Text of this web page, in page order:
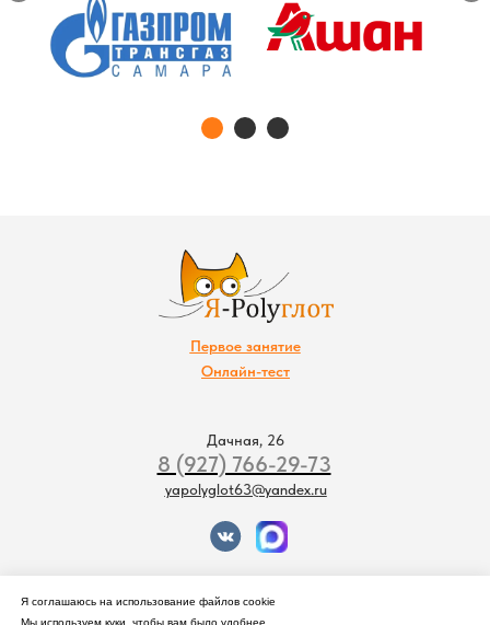
Я соглашаюсь на использование файлов cookie
8 (927) 766-29-73
Первое занятие
Дачная, 26
Онлайн-тест
yapolyglot63@yandex.ru
Способы оплаты и отказа от услуги
Оферта на оказание услуг перевода